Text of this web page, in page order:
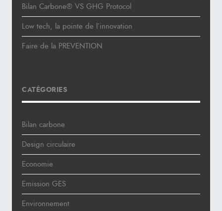
Bilan Carbone® VS GHG Protocol
Low tech, la pointe de l’innovation
Faire de la PREVENTION
CATÉGORIES
Bilan carbone
Design circulaire
Economie
Emission GES
Environnement